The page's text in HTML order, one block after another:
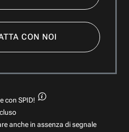
CON NOI
con SPID!
anche in assenza di segnale